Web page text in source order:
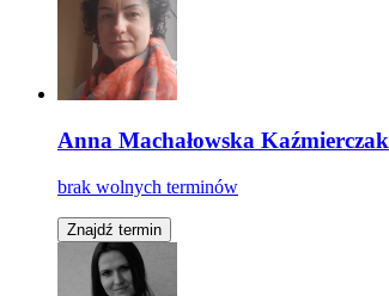
Anna Machałowska Kaźmierczak
brak wolnych terminów
Znajdź termin